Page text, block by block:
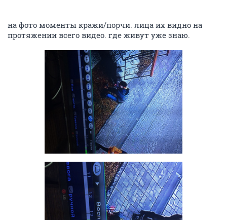
на фото моменты кражи/порчи. лица их видно на
протяжении всего видео. где живут уже знаю.